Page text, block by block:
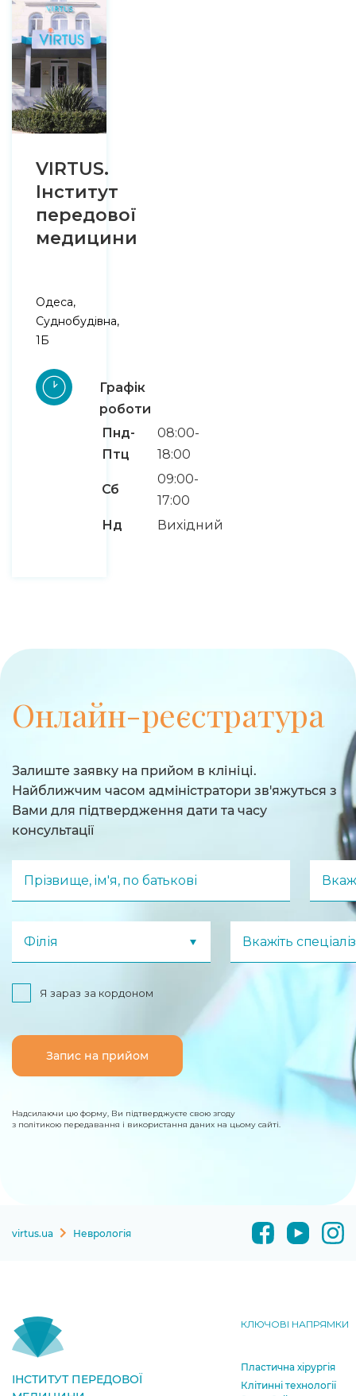
VIRTUS.
Інститут
передової
медицини
Одеса,
Суднобудівна,
1Б
Графік
роботи
Пнд-
Птц
08:00-
18:00
Сб
09:00-
17:00
Нд
Вихідний
Онлайн-реєстратура
Залиште заявку на прийом в клініці.
Найближчим часом адмiнiстратори зв'яжуться з
Вами для пiдтвердження дати та часу
консультацiï
Прізвище, ім'я, по батькові
Філія Вкажіть
Я зараз за кордоном
Запис на прийом
Надсилаючи цю форму, Ви підтверджуєте свою згоду
з політикою передавання і використання даних на цьому сайті.
virtus.ua Неврологія
ІНСТИТУТ ПЕРЕДОВОЇ
КЛЮЧОВІ НАПРЯМКИ
Пластична хірургія
Клітинні технології